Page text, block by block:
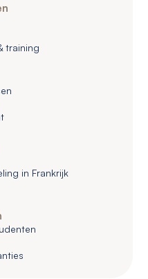
training
in Frankrijk